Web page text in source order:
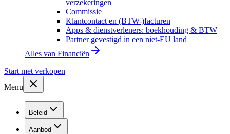
verzekeringen
Commissie
Klantcontact en (BTW-)facturen
Apps & dienstverleners: boekhouding & BTW
Partner gevestigd in een niet-EU land
Alles van Financiën
Start met verkopen
Menu
Beleid
Aanbod